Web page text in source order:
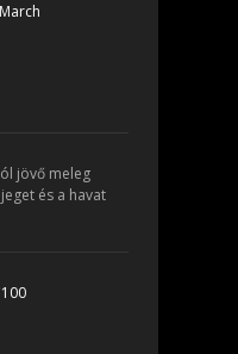
jövő meleg
és a havat